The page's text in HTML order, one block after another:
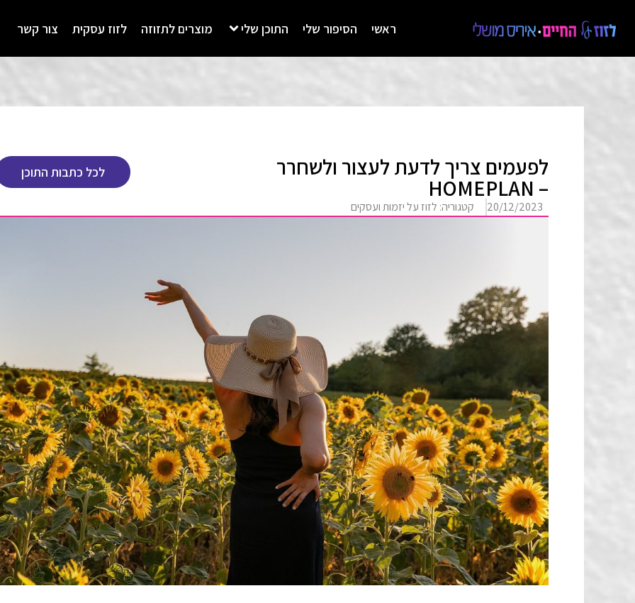
ראשי הסיפור שלי התוכן שלי מוצרים לתזוזה לזוז עסקית צור קשר
לפעמים צריך לדעת לעצור ולשחרר
– HOMEPLAN
20/12/2023 קטגוריה: לזוז על יזמות ועסקים
לכל כתבות התוכן